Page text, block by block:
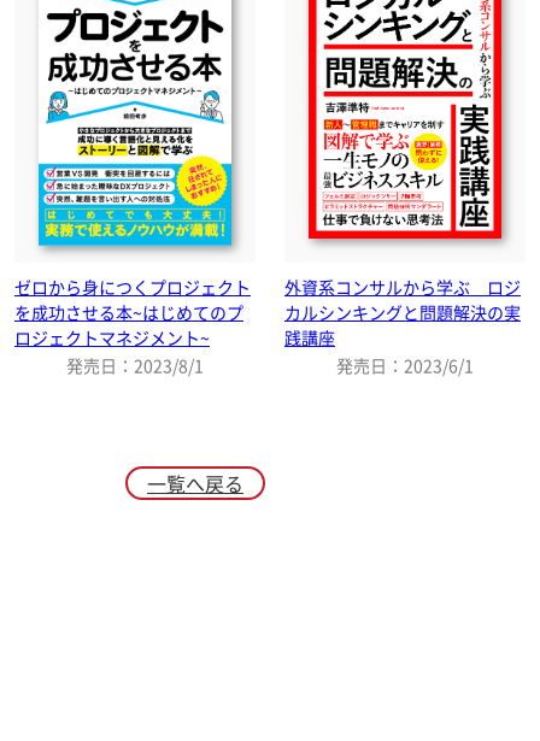
ゼロから身につくプロジェクト
を成功させる本~はじめてのプ
ロジェクトマネジメント~
発売日：2023/8/1
外資系コンサルから学ぶ ロジ
カルシンキングと問題解決の実
践講座
発売日：2023/6/1
一覧へ戻る